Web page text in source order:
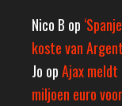
Nico B op
koste van
Jo opAjax meldt
miljoen euro